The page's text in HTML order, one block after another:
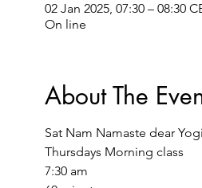
02 Jan 2025, 07:30 – 08:30
On line
About The
Sat Nam Namaste dear
Thursdays Morning class
7:30 am